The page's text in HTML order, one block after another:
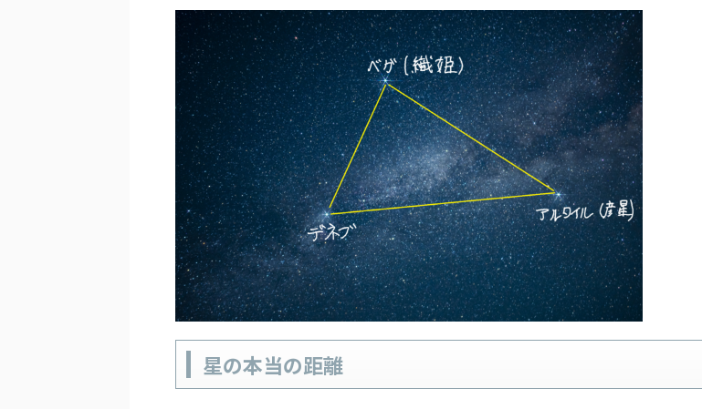
星の本当の距離